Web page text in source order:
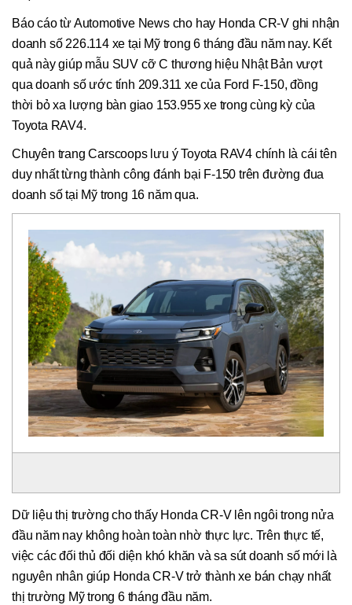
Báo cáo từ Automotive News cho hay Honda CR-V ghi nhận
doanh số 226.114 xe tại Mỹ trong 6 tháng đầu năm nay. Kết
quả này giúp mẫu SUV cỡ C thương hiệu Nhật Bản vượt
qua doanh số ước tính 209.311 xe của Ford F-150, đồng
thời bỏ xa lượng bàn giao 153.955 xe trong cùng kỳ của
Toyota RAV4.
Chuyên trang Carscoops lưu ý Toyota RAV4 chính là cái tên
duy nhất từng thành công đánh bại F-150 trên đường đua
doanh số tại Mỹ trong 16 năm qua.
Dữ liệu thị trường cho thấy Honda CR-V lên ngôi trong nửa
đầu năm nay không hoàn toàn nhờ thực lực. Trên thực tế,
việc các đối thủ đối diện khó khăn và sa sút doanh số mới là
nguyên nhân giúp Honda CR-V trở thành xe bán chạy nhất
thị trường Mỹ trong 6 tháng đầu năm.